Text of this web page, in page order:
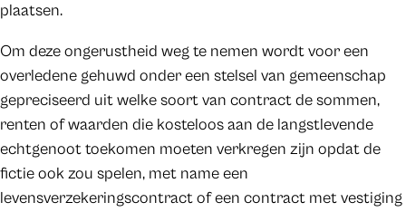
plaatsen.
Om deze ongerustheid weg te nemen wordt voor een
overledene gehuwd onder een stelsel van gemeenschap
gepreciseerd uit welke soort van contract de sommen,
renten of waarden die kosteloos aan de langstlevende
echtgenoot toekomen moeten verkregen zijn opdat de
fictie ook zou spelen, met name een
levensverzekeringscontract of een contract met vestiging